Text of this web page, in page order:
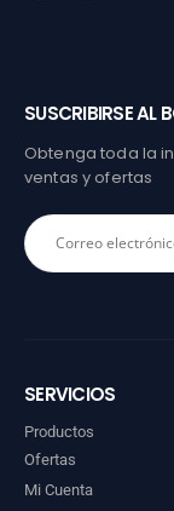
SUSCRIBIRSE AL
Obtenga toda la
ventas y ofertas
SERVICIOS
Productos
Ofertas
Mi Cuenta